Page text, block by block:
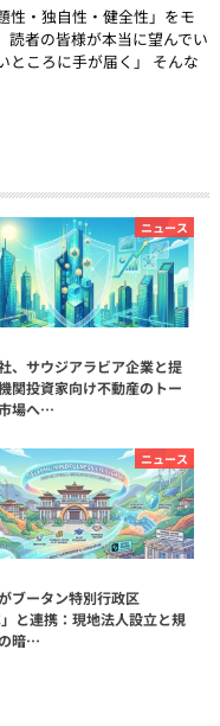
性・独自性・健全性」をモ
読者の皆様が本当に望んでい
ところに手が届く」 そんな
ニュース
、サウジアラビア企業と提
関投資家向け不動産のトー
場へ…
ニュース
ブータン特別行政区
」と連携：現地法人設立と規
暗…